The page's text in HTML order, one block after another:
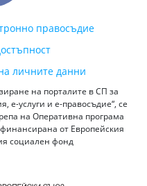
правосъдие
личните данни
на порталите в СП за
е-услуги и е-правосъдие“, се
на Оперативна програма
от Европейския
социален фонд